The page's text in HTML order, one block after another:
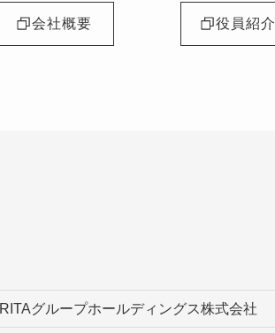
会社概要 役員紹介
RITAグループホールディングス株式会社